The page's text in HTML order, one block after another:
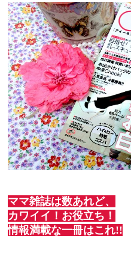
ママ雑誌は数あれど、
カワイイ！お役立ち！
情報満載な一冊はこれ!!